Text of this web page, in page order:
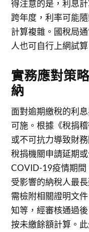
得注意的是，利息
跨年度，利率可能
計算複雜。國稅局
人也可自行上網試
實務應對策
納
面對逾期繳稅的利
可施。根據《稅捐
或不可抗力導致財
稅捐機關申請延期
COVID-19疫情期間
受影響的納稅人最
需檢附相關證明文
知等，經審核通過
按未繳餘額計算。